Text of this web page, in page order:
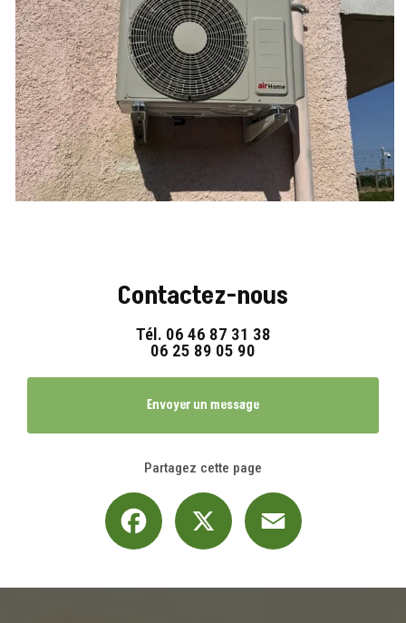
Contactez-nous
Tél. 06 46 87 31 38
06 25 89 05 90
Envoyer un message
Partagez cette page
Facebook